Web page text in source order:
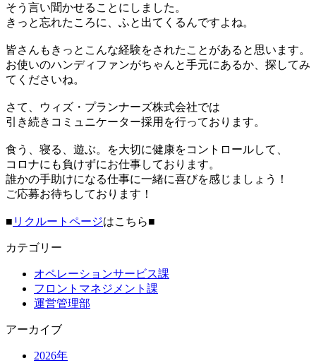
そう言い聞かせることにしました。
きっと忘れたころに、ふと出てくるんですよね。
皆さんもきっとこんな経験をされたことがあると思います。
お使いのハンディファンがちゃんと手元にあるか、探してみ
てくださいね。
さて、ウィズ・プランナーズ株式会社では
引き続きコミュニケーター採用を行っております。
食う、寝る、遊ぶ。を大切に健康をコントロールして、
コロナにも負けずにお仕事しております。
誰かの手助けになる仕事に一緒に喜びを感じましょう！
ご応募お待ちしております！
■ リクルートページはこちら■
カテゴリー
オペレーションサービス課
フロントマネジメント課
運営管理部
アーカイブ
2026年